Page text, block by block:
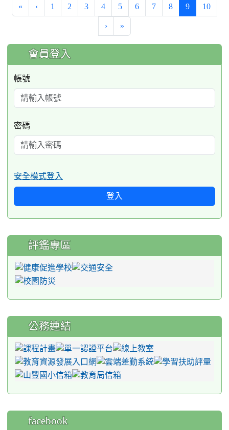
« ‹ 1 2 3 4 5 6 7 8 9(current)
10
› »
:::
會員登入
帳號
密碼
安全模式登入
登入
評鑑專區
公務連結
facebook